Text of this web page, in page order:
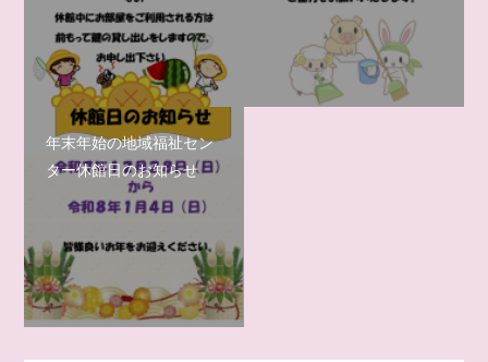
年末年始の地域福祉セン
ター休館日のお知らせ